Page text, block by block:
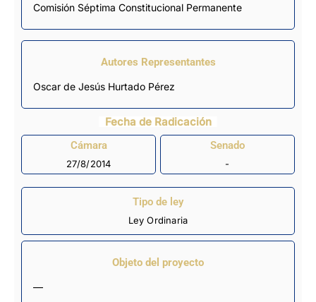
Comisión Séptima Constitucional Permanente
Autores Representantes
Oscar de Jesús Hurtado Pérez
Fecha de Radicación
Cámara
27/8/2014
Senado
-
Tipo de ley
Ley Ordinaria
Objeto del proyecto
—